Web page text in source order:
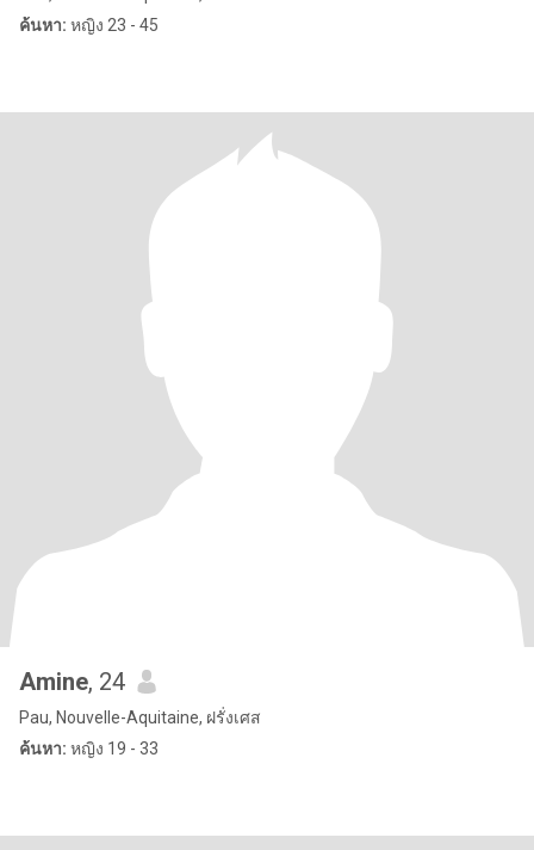
ค้นหา: หญิง 23 - 45
Amine, 24
Pau, Nouvelle-Aquitaine, ฝรั่งเศส
ค้นหา: หญิง 19 - 33